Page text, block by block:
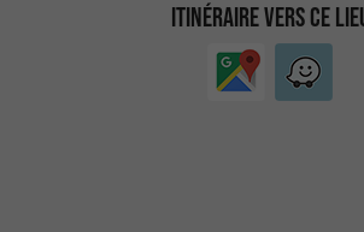
ITINÉRAIRE VERS CE